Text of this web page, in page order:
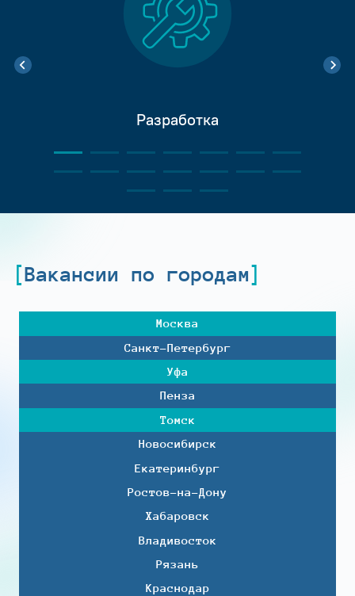
Разработка
Вакансии по городам
Москва
Санкт-Петербург
Уфа
Пенза
Томск
Новосибирск
Екатеринбург
Ростов-на-Дону
Хабаровск
Владивосток
Рязань
Краснодар